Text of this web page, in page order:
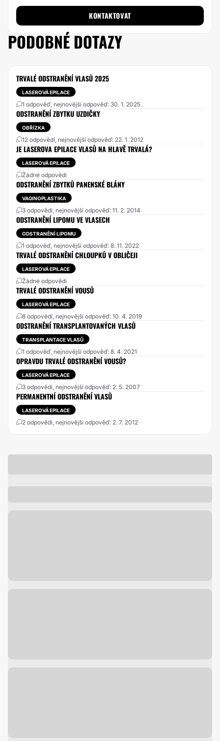
KONTAKTOVAT
PODOBNÉ DOTAZY
TRVALÉ ODSTRANĚNÍ VLASŮ 2025
LASEROVÁ EPILACE
1 odpověď, nejnovější odpověď: 30. 1. 2025
ODSTRANĚNÍ ZBYTKU UZDIČKY
OBŘÍZKA
12 odpovědí, nejnovější odpověď: 22. 1. 2012
JE LASEROVA EPILACE VLASŮ NA HLAVĚ TRVALÁ?
LASEROVÁ EPILACE
Žádné odpovědi
ODSTRANĚNÍ ZBYTKŮ PANENSKÉ BLÁNY
VAGINOPLASTIKA
3 odpovědi, nejnovější odpověď: 11. 2. 2014
ODSTRANĚNÍ LIPOMU VE VLASECH
ODSTRANĚNÍ LIPOMU
1 odpověď, nejnovější odpověď: 8. 11. 2022
TRVALÉ ODSTRANĚNÍ CHLOUPKŮ V OBLIČEJI
LASEROVÁ EPILACE
Žádné odpovědi
TRVALÉ ODSTRANĚNÍ VOUSŮ
LASEROVÁ EPILACE
8 odpovědí, nejnovější odpověď: 10. 4. 2019
ODSTRANĚNÍ TRANSPLANTOVANÝCH VLASŮ
TRANSPLANTACE VLASŮ
1 odpověď, nejnovější odpověď: 8. 4. 2021
OPRAVDU TRVALÉ ODSTRANĚNÍ VOUSŮ?
LASEROVÁ EPILACE
3 odpovědi, nejnovější odpověď: 2. 5. 2007
PERMANENTNÍ ODSTRANĚNÍ VLASŮ
LASEROVÁ EPILACE
2 odpovědi, nejnovější odpověď: 2. 7. 2012